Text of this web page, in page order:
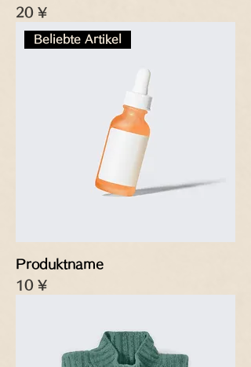
Preis
20 ¥
Beliebte Artikel
Produktname
Preis
10 ¥